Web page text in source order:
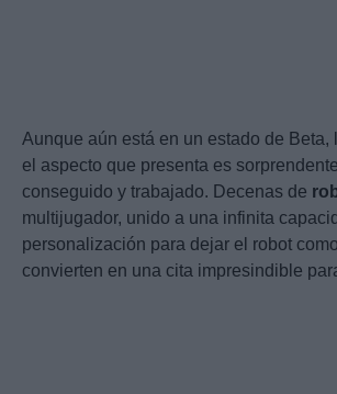
Aunque aún está en un estado de Beta,
el aspecto que presenta es
conseguido y trabajado. Decenas de
multijugador, unido a una infinita
personalización para dejar el robot
convierten en una cita impresindible